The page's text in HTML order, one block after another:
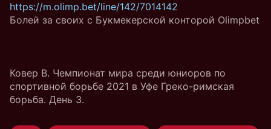
https://m.olimp.bet/line/142/7014142
Болей за своих с Букмекерской конторой Olimpbet
Ковер B. Чемпионат мира среди юниоров по
спортивной борьбе 2021 в Уфе Греко-римская
борьба. День 3.